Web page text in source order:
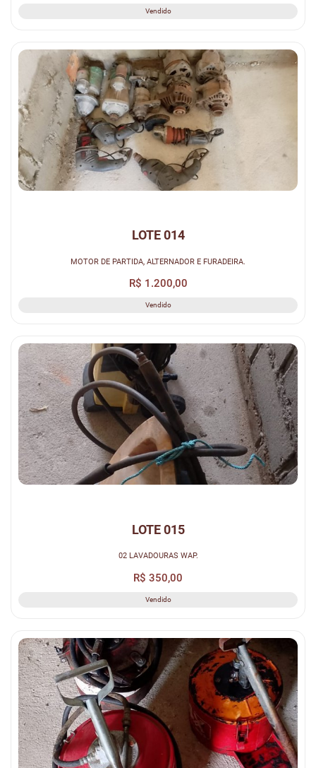
Vendido
LOTE 014
MOTOR DE PARTIDA, ALTERNADOR E FURADEIRA.
R$ 1.200,00
Vendido
LOTE 015
02 LAVADOURAS WAP.
R$ 350,00
Vendido